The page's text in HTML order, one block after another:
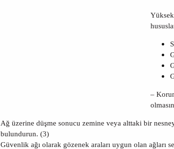
–
Ağ üzerine düşme sonucu zemine veya alttaki bir
bulundurun. (3)
Güvenlik ağı olarak gözenek araları uygun olan ağları